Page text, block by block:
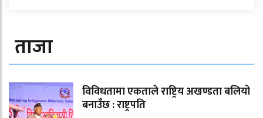
ताजा
विविधतामा एकताले राष्ट्रिय अखण्डता बलियो
बनाउँछ : राष्ट्रपति